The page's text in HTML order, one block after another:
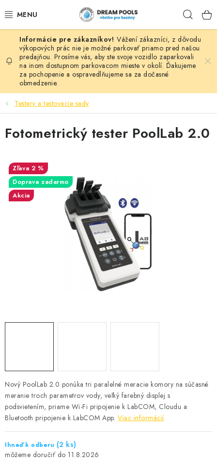
na
BAZÉNY
VÍRIVKY
ASEKO PRÍSLUŠENSTVO
ZÁHRADA
VÝPREDAJ
Vážení zákazníci, z dôvodu
výkopových prác nie je možné parkovať priamo pred našou
predajňou. Prosíme vás, aby ste svoje vozidlo zaparkovali
na inom dostupnom parkovacom mieste v okolí. Ďakujeme
za pochopenie a ospravedlňujeme sa za dočasné
obmedzenie.
Testery a testovacie sady
Nový PoolLab 2.0 ponúka tri paralelné meracie komory na súčasné
meranie troch parametrov vody, veľký farebný displej s
podsvietením, priame Wi-Fi pripojenie k LabCOM, Cloudu a
Bluetooth pripojenie k LabCOM App. Viac informácií
Ihneď k odberu (2 ks)
11.8.2026
Fotometrický tester PoolLab 2.0
2 %
Doprava zadarmo
Akcia